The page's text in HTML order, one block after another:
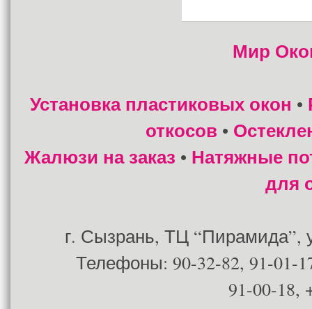
Мир
Установка пластиковых окон •
откосов •
Жалюзи на заказ • Натяжные
для
г. Сызрань, ТЦ “Пирамида”,
Телефоны: 90-32-82, 91-01-
91-00-18,